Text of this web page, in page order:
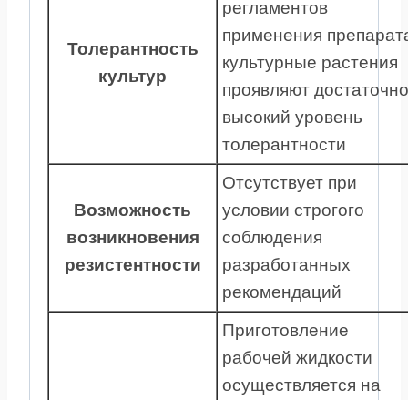
Толерантность
культур
регламентов
применения
культурные растения
проявляют достаточно
высокий уровень
толерантности
Возможность
возникновения
резистентности
Отсутствует при
условии строгого
соблюдения
разработанных
рекомендаций
Приготовление
рабочей жидкости
осуществляется на